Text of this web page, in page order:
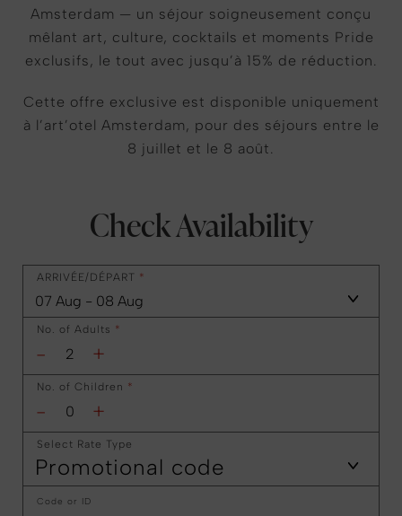
Amsterdam — un séjour soigneusement conçu
mêlant art, culture, cocktails et moments Pride
exclusifs, le tout avec jusqu’à 15% de réduction.
Cette offre exclusive est disponible uniquement
à l’art’otel Amsterdam, pour des séjours entre le
8 juillet et le 8 août.
Check Availability
ARRIVÉE/DÉPART *
- +
No. of Adults *
- +
No. of Children *
Promotional code
Select Rate Type
Code or ID